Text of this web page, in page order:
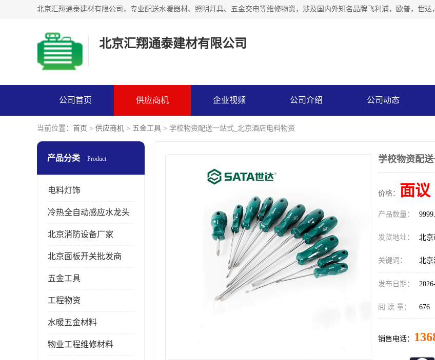
北京汇翔通泰建材有限公司
公司首页 供应商机 企业视频 公司介绍 公司动态
当前位置： 首页 > 供应商机 > 五金工具 > 学校物资配送一站式_北京酒店电料物资
产品分类 Product
电料灯饰
冷热全自动感应水龙头
北京消防设备厂家
北京面板开关批发商
五金工具
工程物资
水暖五金材料
物业工程维修材料
学校物资配
价格： 面议
产品数量：
发货地址： 北京
关键词： 北京
发布日期：
阅 读 量： 676
销售电话：